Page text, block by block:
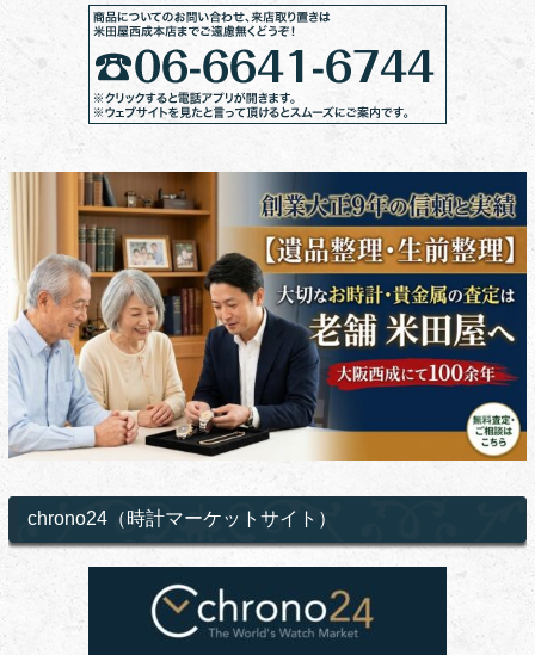
chrono24（時計マーケットサイト）